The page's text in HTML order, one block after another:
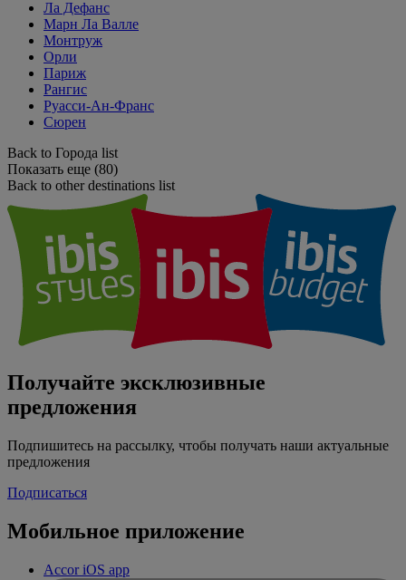
Ла Дефанс
Марн Ла Валле
Монтруж
Орли
Париж
Рангис
Руасси-Ан-Франс
Сюрен
Back to Города list
Показать еще (80)
Back to other destinations list
Получайте эксклюзивные
предложения
Подпишитесь на рассылку, чтобы получать наши актуальные
предложения
Подписаться
Мобильное приложение
Accor iOS app